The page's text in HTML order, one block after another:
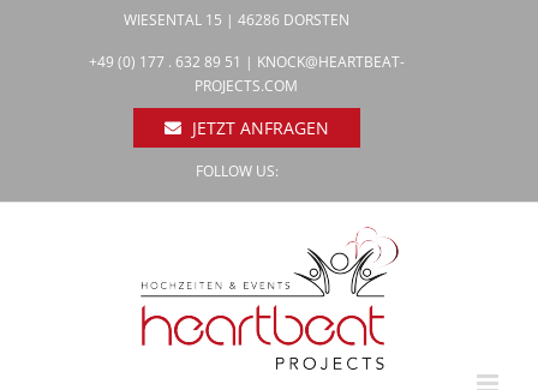
WIESENTAL 15 | 46286 DORSTEN
+49 (0) 177 . 632 89 51 | KNOCK@HEARTBEAT-
PROJECTS.COM
JETZT ANFRAGEN
FOLLOW US: